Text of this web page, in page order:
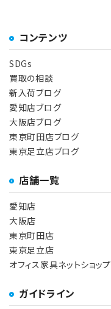
コンテンツ
SDGs
買取の相談
新入荷ブログ
愛知店ブログ
大阪店ブログ
東京町田店ブログ
東京足立店ブログ
店舗一覧
愛知店
大阪店
東京町田店
東京足立店
オフィス家具ネットショップ
ガイドライン